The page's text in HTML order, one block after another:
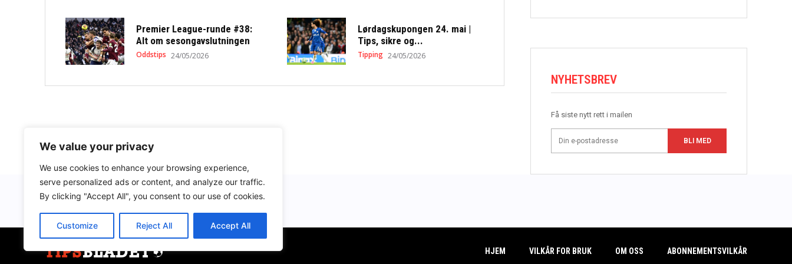
We value your privacy
We use cookies to enhance your browsing experience,
serve personalized ads or content, and analyze our traffic.
By clicking "Accept All", you consent to our use of cookies.
Customize Reject All Accept All
Premier League-runde #38:
Alt om sesongavslutningen
Oddstips 24/05/2026
Lørdagskupongen 24. mai |
Tips, sikre og...
Tipping 24/05/2026
NYHETSBREV
Få siste nytt rett i mailen
BLI MED
HJEM VILKÅR FOR BRUK OM OSS ABONNEMENTSVILKÅR